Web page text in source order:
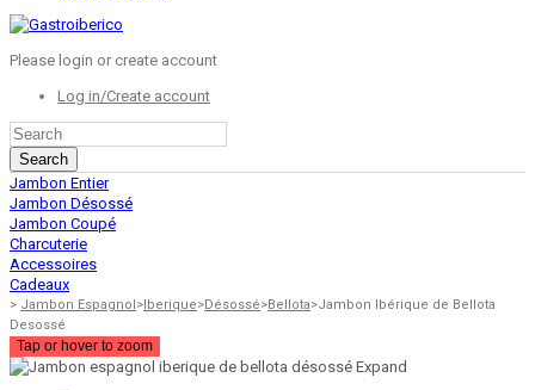
Please login or create account
Log in/Create account
Search
Jambon Entier
Jambon Désossé
Jambon Coupé
Charcuterie
Accessoires
Cadeaux
> Jambon Espagnol > Iberique>Désossé>Bellota>Jambon Ibérique de Bellota
Desossé
Tap or hover to zoom
Expand